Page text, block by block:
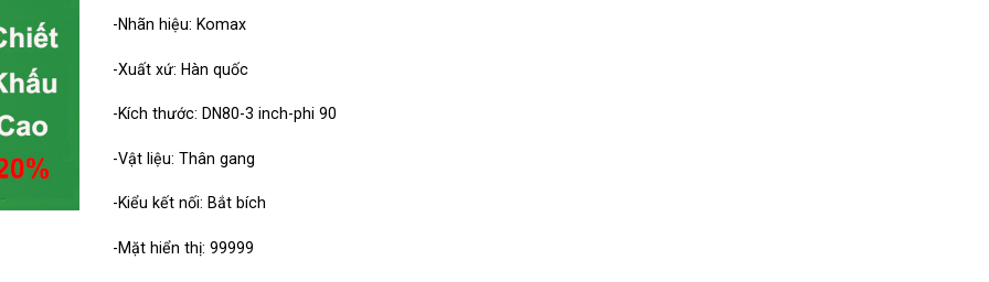
-Nhãn hiệu: Komax
-Xuất xứ: Hàn quốc
-Kích thước: DN80-3 inch-phi 90
-Vật liệu: Thân gang
-Kiểu kết nối: Bắt bích
-Mặt hiển thị: 99999